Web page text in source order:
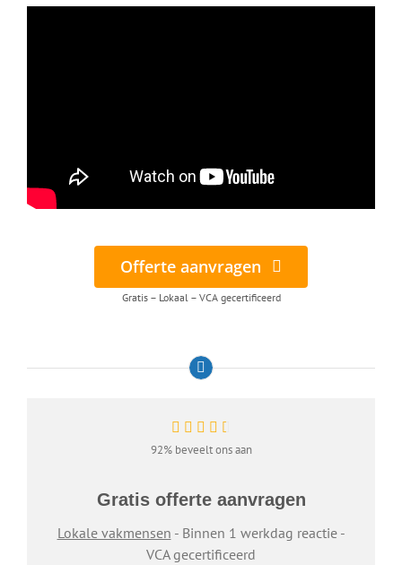
Offerte aanvragen
Gratis – Lokaal – VCA gecertificeerd
92% beveelt ons aan
Gratis offerte aanvragen
Lokale vakmensen - Binnen 1 werkdag reactie -
VCA gecertificeerd